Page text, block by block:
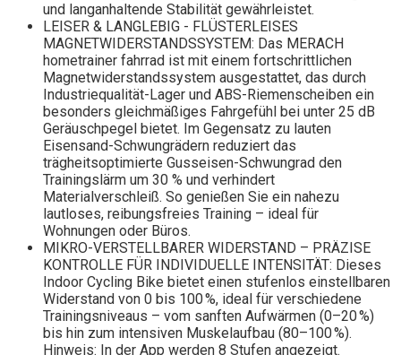
und langanhaltende Stabilität gewährleistet.
LEISER & LANGLEBIG - FLÜSTERLEISES
MAGNETWIDERSTANDSSYSTEM: Das MERACH
hometrainer fahrrad ist mit einem fortschrittlichen
Magnetwiderstandssystem ausgestattet, das durch
Industriequalität-Lager und ABS-Riemenscheiben ein
besonders gleichmäßiges Fahrgefühl bei unter 25 dB
Geräuschpegel bietet. Im Gegensatz zu lauten
Eisensand-Schwungrädern reduziert das
trägheitsoptimierte Gusseisen-Schwungrad den
Trainingslärm um 30 % und verhindert
Materialverschleiß. So genießen Sie ein nahezu
lautloses, reibungsfreies Training – ideal für
Wohnungen oder Büros.
MIKRO-VERSTELLBARER WIDERSTAND – PRÄZISE
KONTROLLE FÜR INDIVIDUELLE INTENSITÄT: Dieses
Indoor Cycling Bike bietet einen stufenlos einstellbaren
Widerstand von 0 bis 100 %, ideal für verschiedene
Trainingsniveaus – vom sanften Aufwärmen (0–20 %)
bis hin zum intensiven Muskelaufbau (80–100 %).
Hinweis: In der App werden 8 Stufen angezeigt.